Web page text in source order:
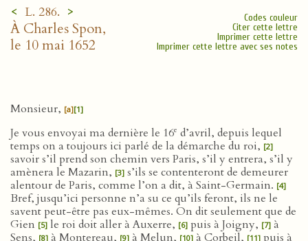
< L. 286. >
À Charles Spon,
le 10 mai 1652
Codes couleur
Citer cette lettre
Imprimer cette lettre
Imprimer cette lettre avec ses notes
Monsieur, [a][1]
Je vous envoyai ma dernière le 16e d’avril, depuis lequel
temps on a toujours ici parlé de la démarche du roi, [2]
savoir s’il prend son chemin vers Paris, s’il y entrera, s’il y
amènera le Mazarin, [3] s’ils se contenteront de demeurer
alentour de Paris, comme l’on a dit, à Saint-Germain. [4]
Bref, jusqu’ici personne n’a su ce qu’ils feront, ils ne le
savent peut-être pas eux-mêmes. On dit seulement que de
Gien [5] le roi doit aller à Auxerre, [6] puis à Joigny, [7] à
Sens, [8] à Montereau, [9] à Melun, [10] à Corbeil, [11] puis à